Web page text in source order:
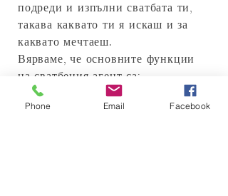
подреди и изпълни сватбата ти,
такава каквато ти я искаш и за
каквато мечтаеш.
Вярваме, че основните функции
на сватбения агент са:
да посочи възможно най-правилният
избор за подизпълнители
Phone Email Facebook